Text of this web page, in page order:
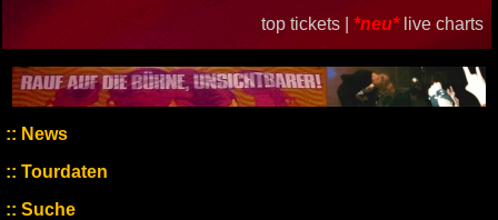
top tickets | *neu* live charts
News
Tourdaten
Suche